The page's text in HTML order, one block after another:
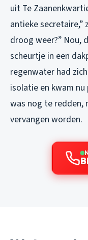
uit Te
antieke secretaire,”
droog weer?” Nou,
scheurtje in een
regenwater had
isolatie en kwam nu
was nog te redden,
vervangen worden.